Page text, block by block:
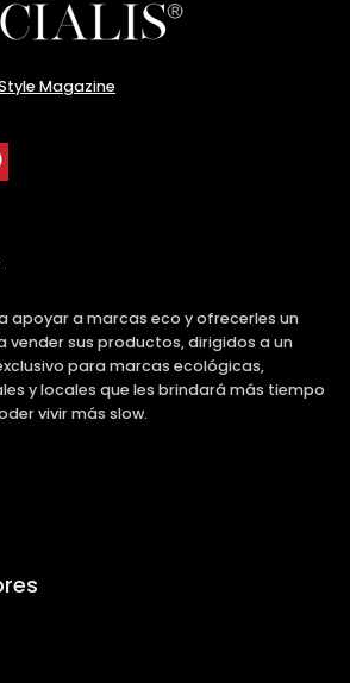
Magazine
apoyar a marcas eco y ofrecerles un
sus productos, dirigidos a un
para marcas ecológicas,
y locales que les brindará más tiempo
vivir más slow.